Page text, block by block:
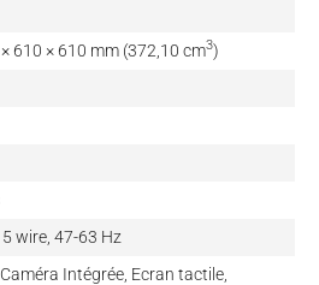
610 × 610 mm (372,10 cm3)
wire, 47-63 Hz
Caméra Intégrée, Ecran tactile,